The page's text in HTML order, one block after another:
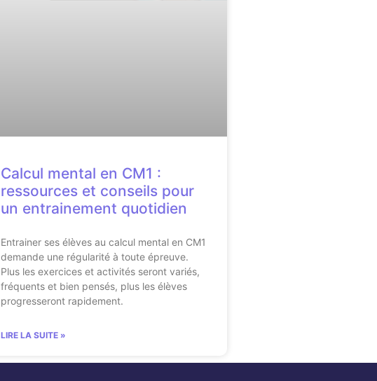
Calcul mental en CM1 :
ressources et conseils pour
un entrainement quotidien
Entrainer ses élèves au calcul mental en CM1
demande une régularité à toute épreuve.
Plus les exercices et activités seront variés,
fréquents et bien pensés, plus les élèves
progresseront rapidement.
LIRE LA SUITE »